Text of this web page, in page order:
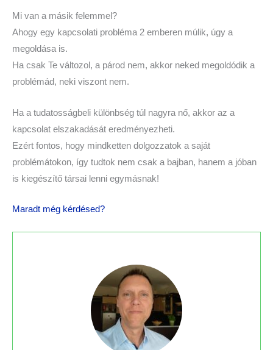
Mi van a másik felemmel?
Ahogy egy kapcsolati probléma 2 emberen múlik, úgy a
megoldása is.
Ha csak Te változol, a párod nem, akkor neked megoldódik a
problémád, neki viszont nem.
Ha a tudatosságbeli különbség túl nagyra nő, akkor az a
kapcsolat elszakadását eredményezheti.
Ezért fontos, hogy mindketten dolgozzatok a saját
problémátokon, így tudtok nem csak a bajban, hanem a jóban
is kiegészítő társai lenni egymásnak!
Maradt még kérdésed?